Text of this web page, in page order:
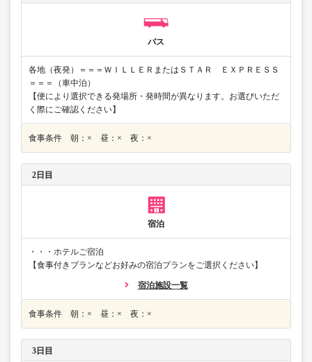
バス
各地（夜発）＝＝＝ＷＩＬＬＥＲまたはＳＴＡＲ ＥＸＰＲＥＳＳ
＝＝＝（車中泊）
【便により選択できる発場所・発時間が異なります。お選びいただ
く際にご確認ください】
食事条件 朝：× 昼：× 夜：×
2日目
宿泊
・・・ホテルご宿泊
【食事付きプランなどお好みの宿泊プランをご選択ください】
宿泊施設一覧
食事条件 朝：× 昼：× 夜：×
3日目